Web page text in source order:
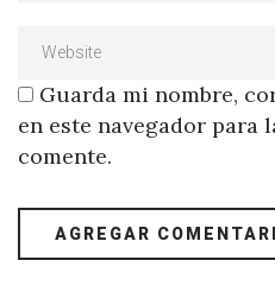
Guarda mi nombre,
en este navegador para
comente.